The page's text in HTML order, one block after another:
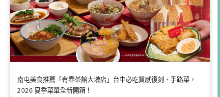
南屯美食推薦「有春茶館大墩店」台中必吃質感復刻、手路菜，
2026 夏季菜單全新開箱！